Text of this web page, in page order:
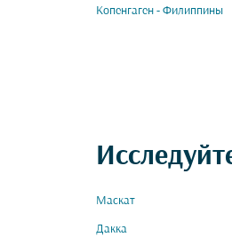
Копенгаген - Филиппины
Маскат
Дакка